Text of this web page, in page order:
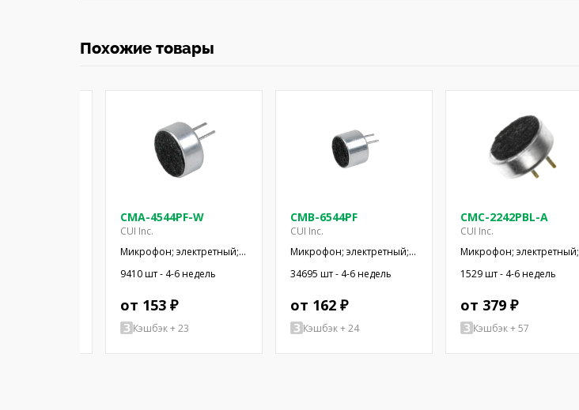
Похожие товары
CMA-4544PF-W
CUI Inc.
Микрофон; электретный;
20Гц÷20кГц; 2,2кОм; -44дБ;
Ø9,7x4,5мм; SMT
9410 шт - 4-6 недель
от 153 ₽
Кэшбэк + 23
CMB-6544PF
CUI Inc.
Микрофон; электретный;
20Гц÷20кГц; 1кОм; -44дБ;
Ø9,4x6,5мм; 500мкА
34695 шт - 4-6 недель
от 162 ₽
Кэшбэк + 24
CMC-2242PBL-A
CUI Inc.
Микрофон; электретный;
100Гц÷20кГц; 2,2кОм;
-42дБ; Ø6x2,2мм; 2÷10В
1529 шт - 4-6 недель
от 379 ₽
Кэшбэк + 57